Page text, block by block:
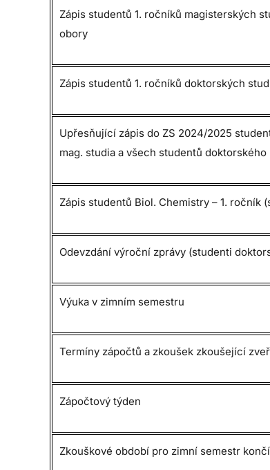
Zápis studentů 1. ročníků magisterských
obory
Zápis studentů 1. ročníků doktorských
Upřesňující zápis do ZS 2024/2025
mag. studia a všech studentů doktorského
Zápis studentů Biol. Chemistry – 1. ročník
Odevzdání výroční zprávy (studenti
Výuka v zimním semestru
Termíny zápočtů a zkoušek zkoušející
Zápočtový týden
Zkouškové období pro zimní semestr končí